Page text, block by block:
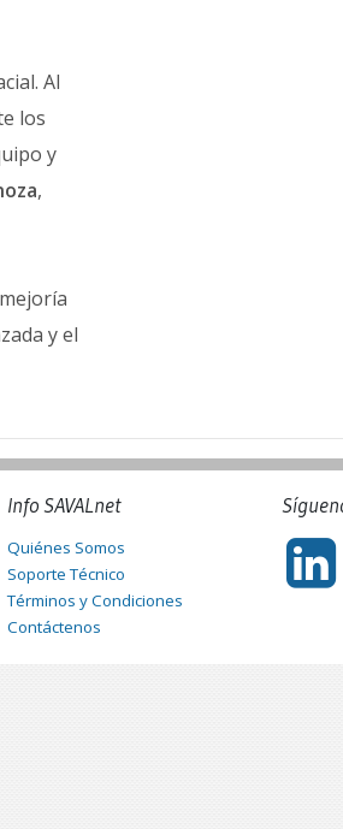
Al
los
y
,
y el
Info SAVALnet
Quiénes Somos
Soporte Técnico
Términos y Condiciones
Contáctenos